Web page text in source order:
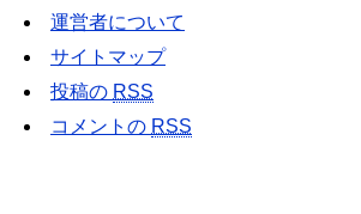
運営者について
サイトマップ
投稿の RSS
コメントの RSS